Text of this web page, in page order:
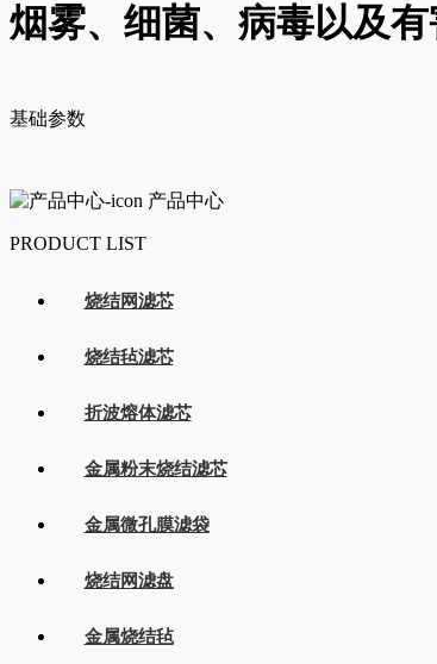
烟雾、细菌、病毒以及有
基础参数
产品中心
PRODUCT LIST
烧结网滤芯
烧结毡滤芯
折波熔体滤芯
金属粉末烧结滤芯
金属微孔膜滤袋
烧结网滤盘
金属烧结毡